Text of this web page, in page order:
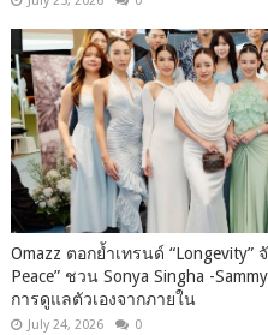
Omazz ตอกย้ำเทรนด์ “Longevity”
Peace” ชวน Sonya Singha -​
การดูแลตัวเองจากภายใน
July 24, 2026 0